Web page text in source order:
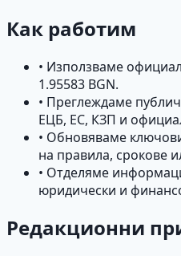
Как работим
• Използваме
1.95583 BGN.
• Преглеждаме
ЕЦБ, ЕС, КЗП и
• Обновяваме
на правила, срокове
• Отделяме
юридически и
Редакционни